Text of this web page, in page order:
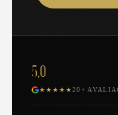
5,0
★★★★★20+